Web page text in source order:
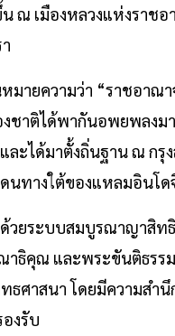
ขึ้น ณ เมืองหลวงแห่งรา
มายความว่า “ราชอาณ
ชาติได้พากันอพยพลงม
ะได้มาตั้งถิ่นฐาน ณ กรุ
นทางใต้ของแหลมอินโ
วยระบบสมบูรณาญาสิท
ธิคุณ และพระขันติธรร
ศาสนา โดยมีความสำ
งรับ